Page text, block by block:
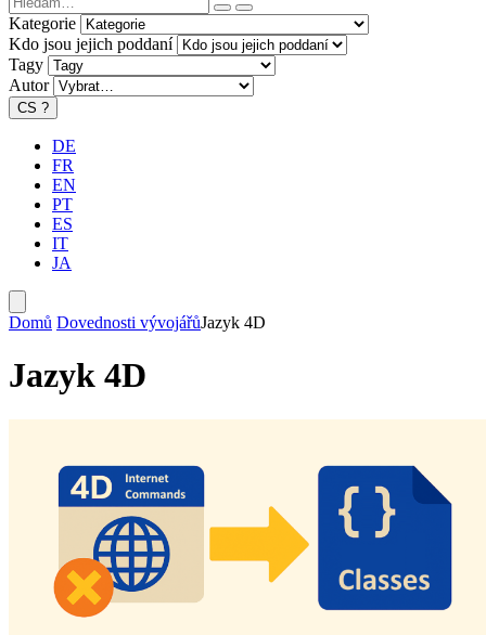
Kategorie
Kdo jsou jejich poddaní
Tagy
Autor
CS ?
DE
FR
EN
PT
ES
IT
JA
Domů Dovednosti vývojářůJazyk 4D
Jazyk 4D